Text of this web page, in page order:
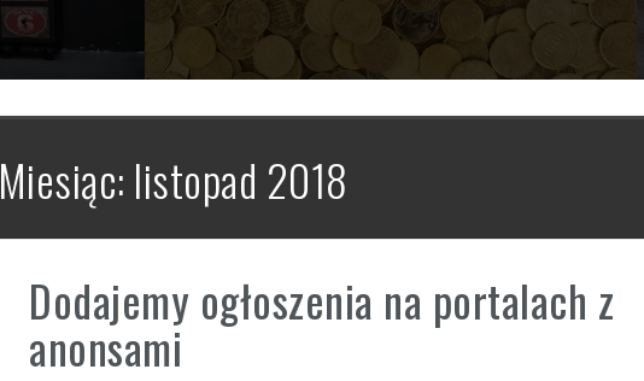
Miesiąc: listopad 2018
Dodajemy ogłoszenia na portalach z
anonsami